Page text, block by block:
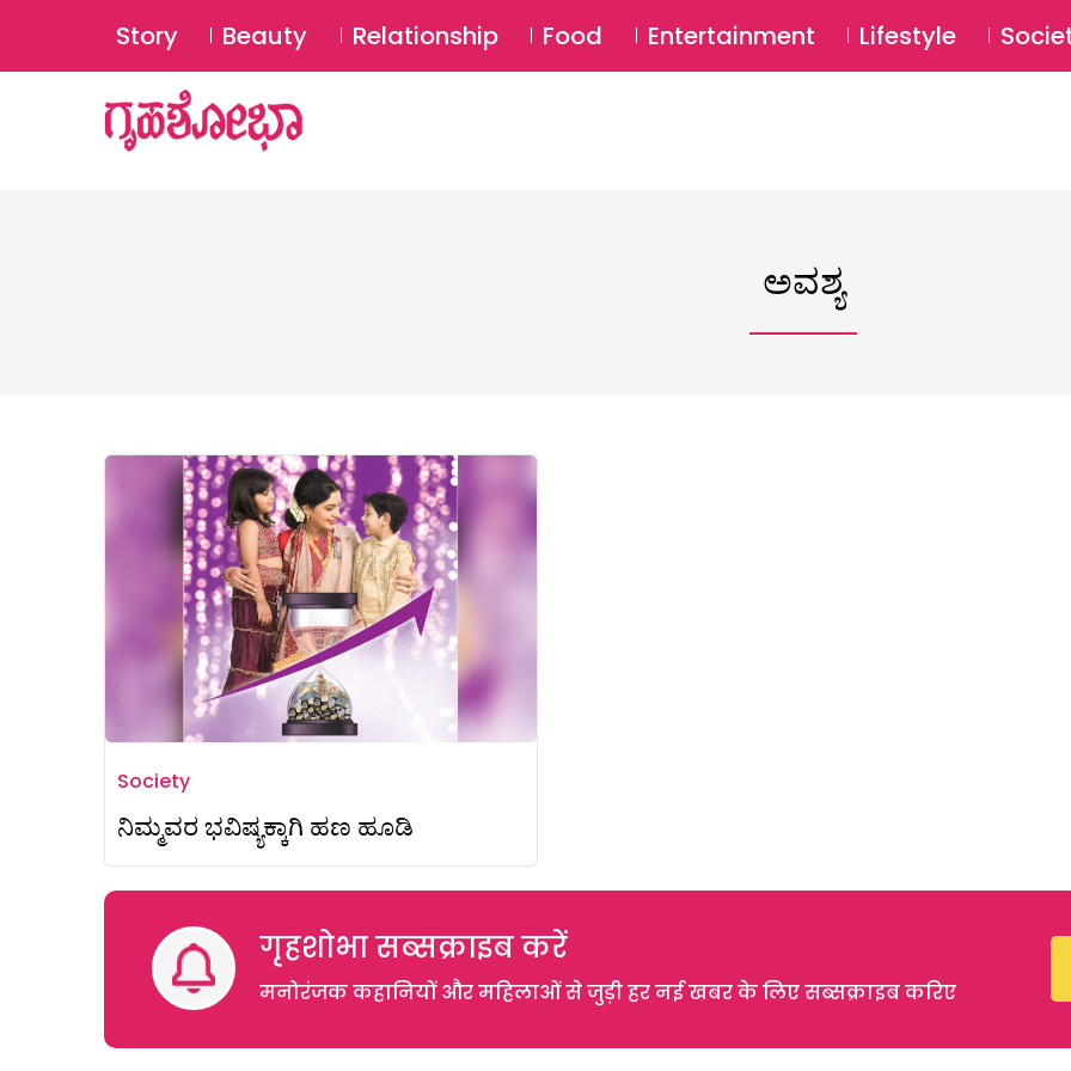
Story Beauty Relationship Food Entertainment Lifestyle
ಅವಶ್ಯ
Society
ನಿಮ್ಮವರ ಭವಿಷ್ಯಕ್ಕಾಗಿ ಹಣ ಹೂಡಿ
गृहशोभा सब्सक्राइब करें
मनोरंजक कहानियों और महिलाओं से जुड़ी हर नई खबर के लिए सब्सक्राइब करिए